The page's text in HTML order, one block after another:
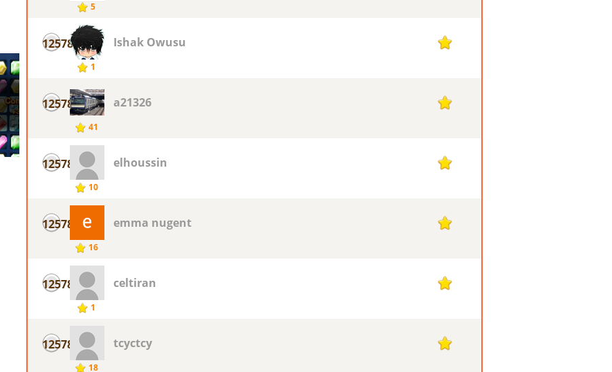
5
12578
1
Ishak Owusu 1
12578
41
a21326 1
12578
10
elhoussin 1
12578
16
emma nugent 1
12578
1
celtiran 1
12578
18
tcyctcy 1